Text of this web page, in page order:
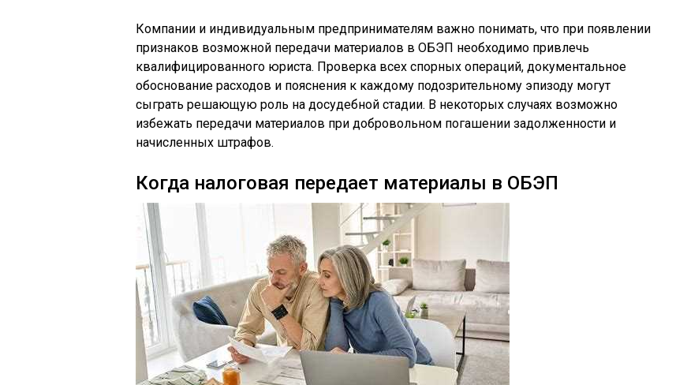
Компании и индивидуальным предпринимателям важно понимать, что при появлении
признаков возможной передачи материалов в ОБЭП необходимо привлечь
квалифицированного юриста. Проверка всех спорных операций, документальное
обоснование расходов и пояснения к каждому подозрительному эпизоду могут
сыграть решающую роль на досудебной стадии. В некоторых случаях возможно
избежать передачи материалов при добровольном погашении задолженности и
начисленных штрафов.
Когда налоговая передает материалы в ОБЭП